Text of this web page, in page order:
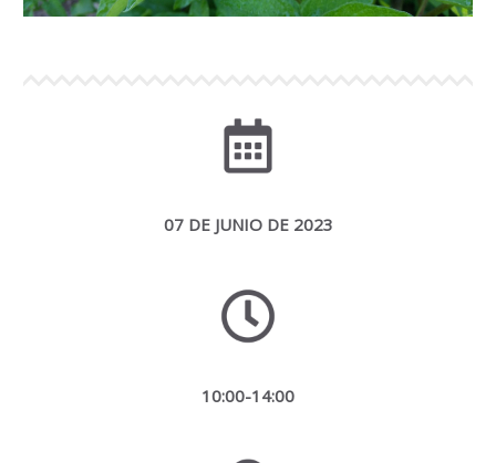
07 DE JUNIO DE 2023
10:00-14:00